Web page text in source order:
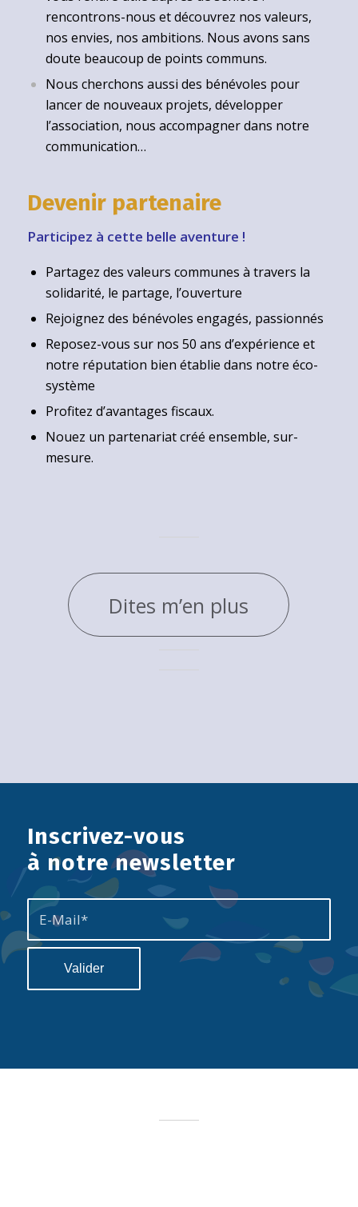
rencontrons-nous et découvrez nos valeurs,
nos envies, nos ambitions. Nous avons sans
doute beaucoup de points communs.
Nous cherchons aussi des bénévoles pour
lancer de nouveaux projets, développer
l’association, nous accompagner dans notre
communication…
Devenir partenaire
Participez à cette belle aventure !
Partagez des valeurs communes à travers la
solidarité, le partage, l’ouverture
Rejoignez des bénévoles engagés, passionnés
Reposez-vous sur nos 50 ans d’expérience et
notre réputation bien établie dans notre éco-
système
Profitez d’avantages fiscaux.
Nouez un partenariat créé ensemble, sur-
mesure.
Dites m’en plus
Inscrivez-vous
à notre newsletter